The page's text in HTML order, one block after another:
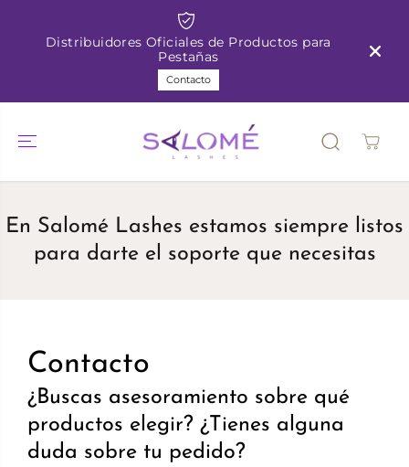
Distribuidores Oficiales de Productos para
Pestañas
Contacto
En Salomé Lashes estamos siempre listos
para darte el soporte que necesitas
Contacto
¿Buscas asesoramiento sobre qué
productos elegir? ¿Tienes alguna
duda sobre tu pedido?